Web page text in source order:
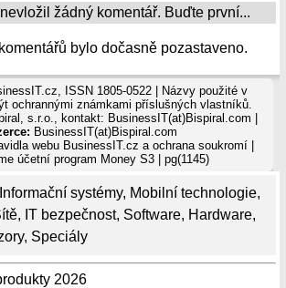
Informační systémy, Mobilní technologie,
, IT bezpečnost, Software, Hardware,
, Speciály
2026
žádný komentář. Buďte první...
bylo dočasně pozastaveno.
ISSN 1805-0522 | Názvy použité v
ochrannými známkami příslušných vlastníků.
s.r.o., kontakt: BusinessIT(at)Bispiral.com |
BusinessIT(at)Bispiral.com
webu BusinessIT.cz a ochrana soukromí|
účetní program Money S3| pg(1145)